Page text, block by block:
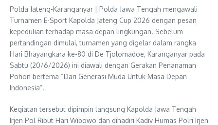
Polda Jateng-Karanganyar | Polda Jawa Tengah mengawali
Turnamen E-Sport Kapolda Jateng Cup 2026 dengan pesan
kepedulian terhadap masa depan lingkungan. Sebelum
pertandingan dimulai, turnamen yang digelar dalam rangka
Hari Bhayangkara ke-80 di De Tjolomadoe, Karanganyar pada
Sabtu (20/6/2026) ini diawali dengan Gerakan Penanaman
Pohon bertema “Dari Generasi Muda Untuk Masa Depan
Indonesia”.
Kegiatan tersebut dipimpin langsung Kapolda Jawa Tengah
Irjen Pol Ribut Hari Wibowo dan dihadiri Kadiv Humas Polri Irjen